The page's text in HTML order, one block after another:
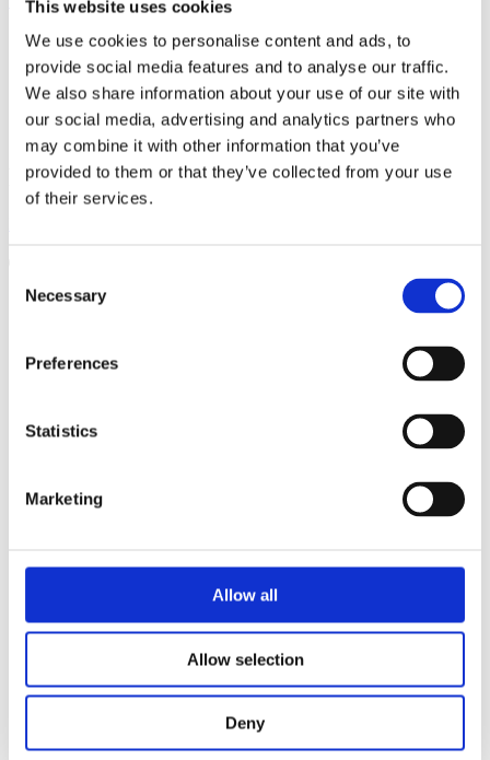
This website uses cookies
We use cookies to personalise content and ads, to
provide social media features and to analyse our traffic.
We also share information about your use of our site with
our social media, advertising and analytics partners who
may combine it with other information that you’ve
provided to them or that they’ve collected from your use
of their services.
Selection
Necessary
Preferences
Statistics
Marketing
Allow all
Allow selection
Deny
175L
1800L
190L
2000L
210L
2500L
250L
270L
STOLZES MITGLIED VON
FOLGEN SIE UNS
Produkte
Nivellierbalken mit Rolle und Messer
Aufnahme Besen
Schweißtor
Vortrimmer
SIEBLÖFFEL
Kabelpflug
KABELLÖFFEL
Bagger Rechen
Kreuzschnabelspecht